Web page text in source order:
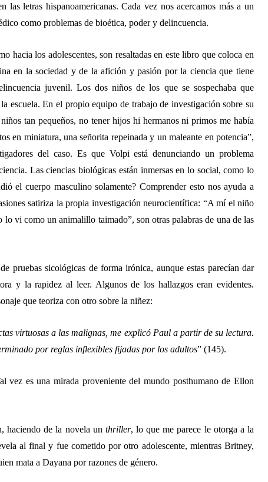
letras hispanoamericanas. Cada vez nos acercamos más a un
como problemas de bioética, poder y delincuencia.
hacia los adolescentes, son resaltadas en este libro que coloca en
en la sociedad y de la afición y pasión por la ciencia que tiene
juvenil. Los dos niños de los que se sospechaba que
escuela. En el propio equipo de trabajo de investigación sobre su
tan pequeños, no tener hijos hi hermanos ni primos me había
en miniatura, una señorita repeinada y un maleante en potencia”,
del caso. Es que Volpi está denunciando un problema
Las ciencias biológicas están inmersas en lo social, como lo
el cuerpo masculino solamente? Comprender esto nos ayuda a
satiriza la propia investigación neurocientífica: “A mí el niño
vi como un animalillo taimado”, son otras palabras de una de las
pruebas sicológicas de forma irónica, aunque estas parecían dar
y la rapidez al leer. Algunos de los hallazgos eran evidentes.
que teoriza con otro sobre la niñez:
virtuosas a las malignas, me explicó Paul a partir de su lectura.
por reglas inflexibles fijadas por los adultos” (145).
vez es una mirada proveniente del mundo posthumano de Ellon
haciendo de la novela un thriller, lo que me parece le otorga a la
al final y fue cometido por otro adolescente, mientras Britney,
mata a Dayana por razones de género.